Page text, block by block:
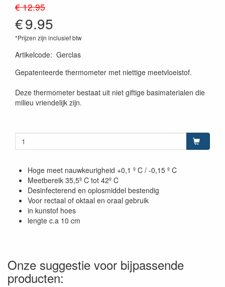
€ 12.95
€9.95
*Prijzen zijn inclusief btw
Artikelcode: Gerclas
Gepatenteerde thermometer met niettige meetvloeistof.
Deze thermometer bestaat uit niet giftige basimaterialen die
milieu vriendelijk zijn.
Hoge meet nauwkeurigheid +0,1 º C / -0,15 º C
Meetbereik 35,5º C tot 42º C
Desinfecterend en oplosmiddel bestendig
Voor rectaal of oktaal en oraal gebruik
in kunstof hoes
lengte c.a 10 cm
Onze suggestie voor bijpassende
producten: